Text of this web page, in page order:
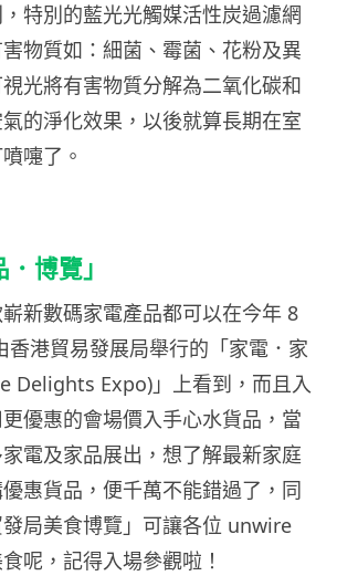
特別的藍光光觸媒活性炭過濾網
物質如：細菌、霉菌、花粉及異
光將有害物質分解為二氧化碳和
的淨化效果，以後就算長期在室
嚏了。
．博覽」
新數碼家電產品都可以在今年 8
香港貿易發展局舉行的「家電．家
Delights Expo)」上看到，而且入
優惠的會場價入手心水貨品，當
電及家品展出，想了解最新家庭
惠貨品，便千萬不能錯過了，同
局美食博覽」可讓各位 unwire
呢，記得入場參觀啦！